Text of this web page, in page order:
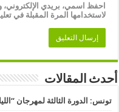
احفظ اسمي، بريدي الإلكتروني،
لاستخدامها المرة المقبلة في
أحدث المقالات
تونس: الدورة الثالثة لمهرجان